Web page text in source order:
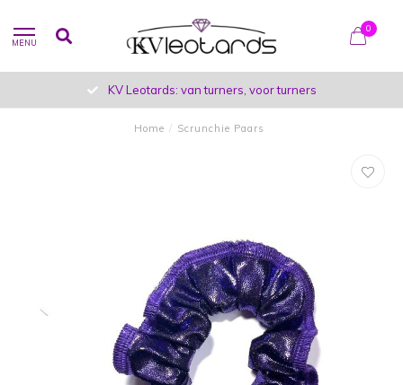
MENU
0
KV Leotards: van turners, voor turners
Home / Scrunchie Paars